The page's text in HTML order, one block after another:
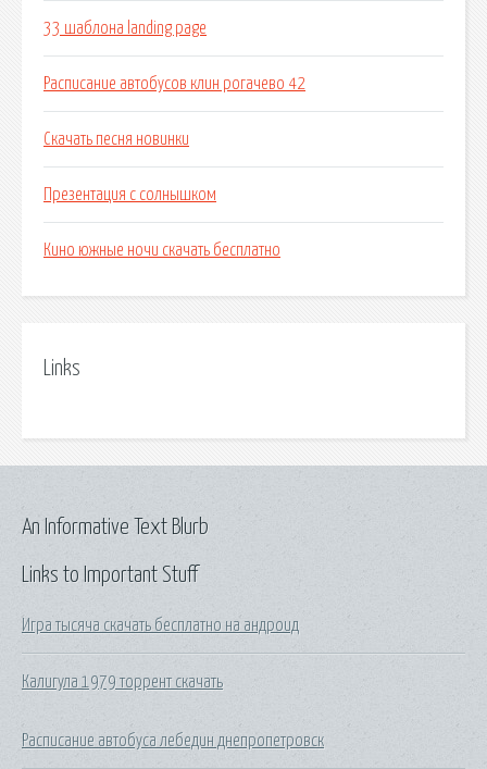
33 шаблона landing page
Расписание автобусов клин рогачево 42
Скачать песня новинки
Презентация с солнышком
Кино южные ночи скачать бесплатно
Links
Links to Important Stuff
Игра тысяча скачать бесплатно на андроид
Калигула 1979 торрент скачать
Расписание автобуса лебедин днепропетровск
An Informative Text Blurb